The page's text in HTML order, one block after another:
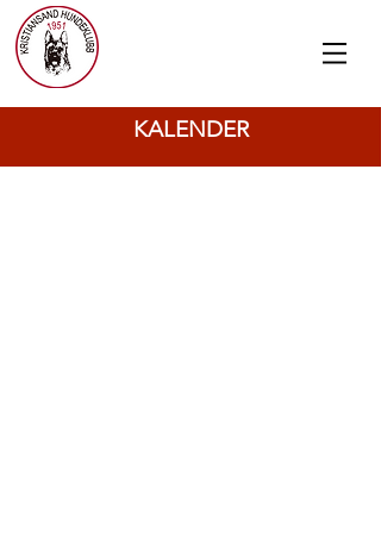
KALENDER